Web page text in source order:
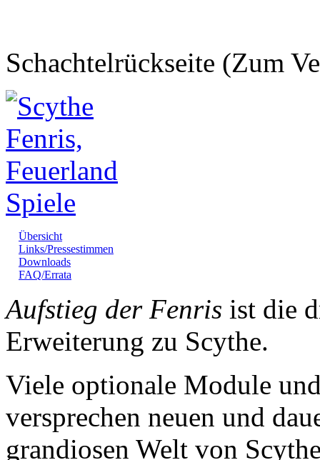
Schachtelrückseite (Zum
Übersicht
Links/Pressestimmen
Downloads
FAQ/Errata
Aufstieg der Fenris ist die
Erweiterung zu Scythe.
Viele optionale Module
versprechen neuen und
grandiosen Welt von